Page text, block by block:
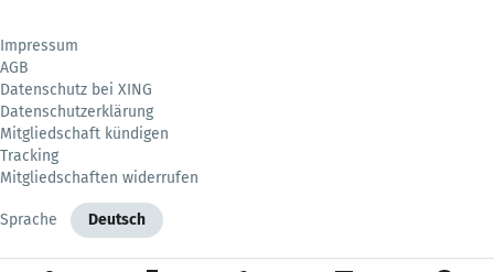
Impressum
AGB
Datenschutz bei XING
Datenschutzerklärung
Mitgliedschaft kündigen
Tracking
Mitgliedschaften widerrufen
Sprache Deutsch